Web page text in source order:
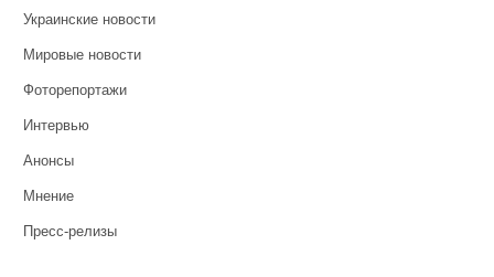
Украинские новости
Мировые новости
Фоторепортажи
Интервью
Анонсы
Мнение
Пресс-релизы